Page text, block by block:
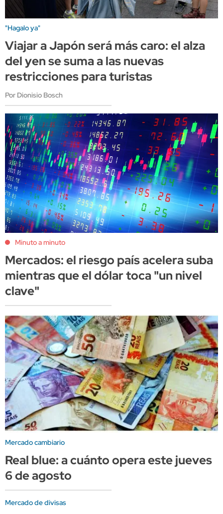
"Hagalo ya"
Viajar a Japón será más caro: el alza
del yen se suma a las nuevas
restricciones para turistas
Por Dionisio Bosch
Minuto a minuto
Mercados: el riesgo país acelera suba
mientras que el dólar toca "un nivel
clave"
Mercado cambiario
Real blue: a cuánto opera este jueves
6 de agosto
Mercado de divisas